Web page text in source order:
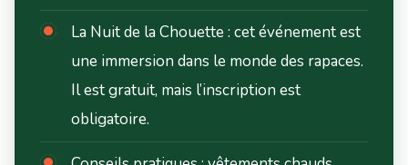
La Nuit de la Chouette : cet événement est
une immersion dans le monde des rapaces.
Il est gratuit, mais l’inscription est
obligatoire.